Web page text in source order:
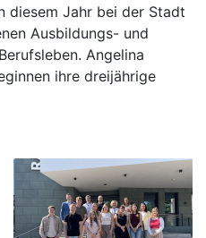
diesem Jahr bei der Stadt
Ausbildungs- und
Angelina
ihre dreijährige